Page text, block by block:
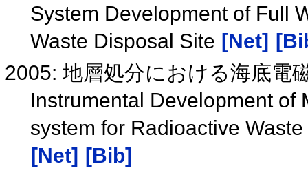
System Development of Full
Waste Disposal Site [Net]
2005: 地層処分における海底電
Instrumental Development of
system for Radioactive
[Net]
[Bib]